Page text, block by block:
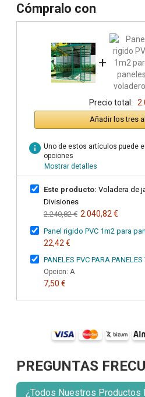
Cómpralo con
+
Precio total:
Añadir los tres
info Uno de estos artículos puede
opciones
Mostrar detalles
Este producto: Voladera de
Divisiones
2.240,82 € 2.040,82 €
Panel rigido PVC 1m2 para
22,42 €
PANELES PVC PARA
Opcion: A
7,50 €
PREGUNTAS
¿Todos Nuestros Productos